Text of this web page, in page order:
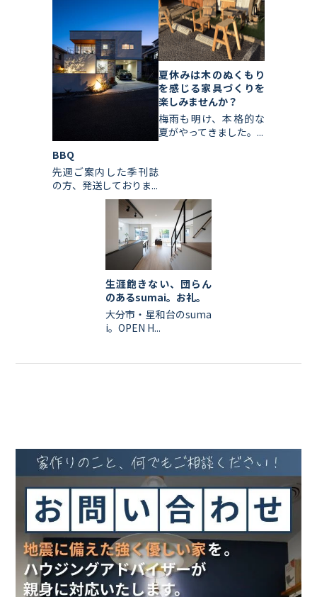
BBQ
先週ご案内した季刊誌
の方、発送しておりま...
夏休みは木のぬくもり
を感じる家具づくりを
楽しみませんか？
梅雨も明け、本格的な
夏がやってきました。...
生涯飽きない、団らん
のあるsumai。お礼。
大分市・星和台のsuma
i。OPEN H...